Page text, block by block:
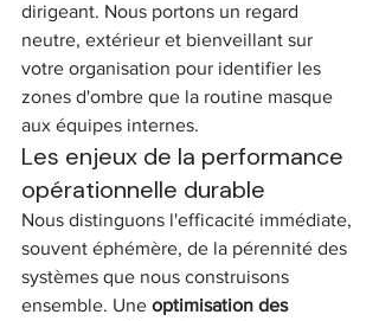
dirigeant. Nous portons un regard
neutre, extérieur et bienveillant sur
votre organisation pour identifier les
zones d'ombre que la routine masque
aux équipes internes.
Les enjeux de la performance
opérationnelle durable
Nous distinguons l'efficacité immédiate,
souvent éphémère, de la pérennité des
systèmes que nous construisons
ensemble. Une optimisation des